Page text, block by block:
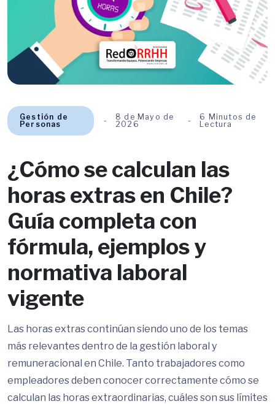
Gestión de
Personas
8 de Mayo de
2026
6 Minutos de
Lectura
¿Cómo se calculan las
horas extras en Chile?
Guía completa con
fórmula, ejemplos y
normativa laboral
vigente
Las horas extras continúan siendo uno de los temas
más relevantes dentro de la gestión laboral y
remuneracional en Chile. Tanto trabajadores como
empleadores deben conocer correctamente cómo se
calculan las horas extraordinarias, cuáles son sus límites